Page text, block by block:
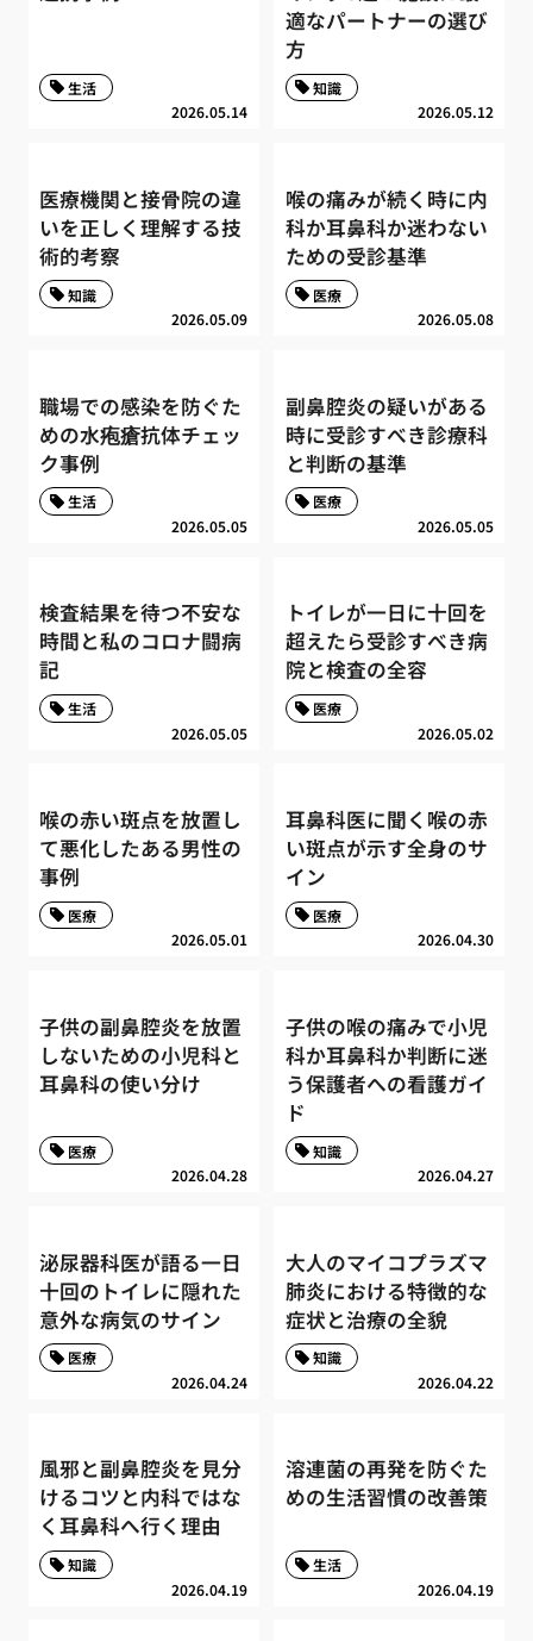
2026.05.14
生活
適なパートナーの選び
方
2026.05.12
知識
医療機関と接骨院の違
いを正しく理解する技
術的考察
2026.05.09
知識
喉の痛みが続く時に内
科か耳鼻科か迷わない
ための受診基準
2026.05.08
医療
職場での感染を防ぐた
めの水疱瘡抗体チェッ
ク事例
2026.05.05
生活
副鼻腔炎の疑いがある
時に受診すべき診療科
と判断の基準
2026.05.05
医療
検査結果を待つ不安な
時間と私のコロナ闘病
記
2026.05.05
生活
トイレが一日に十回を
超えたら受診すべき病
院と検査の全容
2026.05.02
医療
喉の赤い斑点を放置し
て悪化したある男性の
事例
2026.05.01
医療
耳鼻科医に聞く喉の赤
い斑点が示す全身のサ
イン
2026.04.30
医療
子供の副鼻腔炎を放置
しないための小児科と
耳鼻科の使い分け
2026.04.28
医療
子供の喉の痛みで小児
科か耳鼻科か判断に迷
う保護者への看護ガイ
ド
2026.04.27
知識
泌尿器科医が語る一日
十回のトイレに隠れた
意外な病気のサイン
2026.04.24
医療
大人のマイコプラズマ
肺炎における特徴的な
症状と治療の全貌
2026.04.22
知識
風邪と副鼻腔炎を見分
けるコツと内科ではな
く耳鼻科へ行く理由
2026.04.19
知識
溶連菌の再発を防ぐた
めの生活習慣の改善策
2026.04.19
生活